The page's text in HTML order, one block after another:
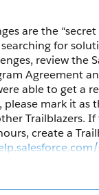
are the “secret
for
review the
Agreement
able to get a
please mark it as
Trailblazers. If
create a